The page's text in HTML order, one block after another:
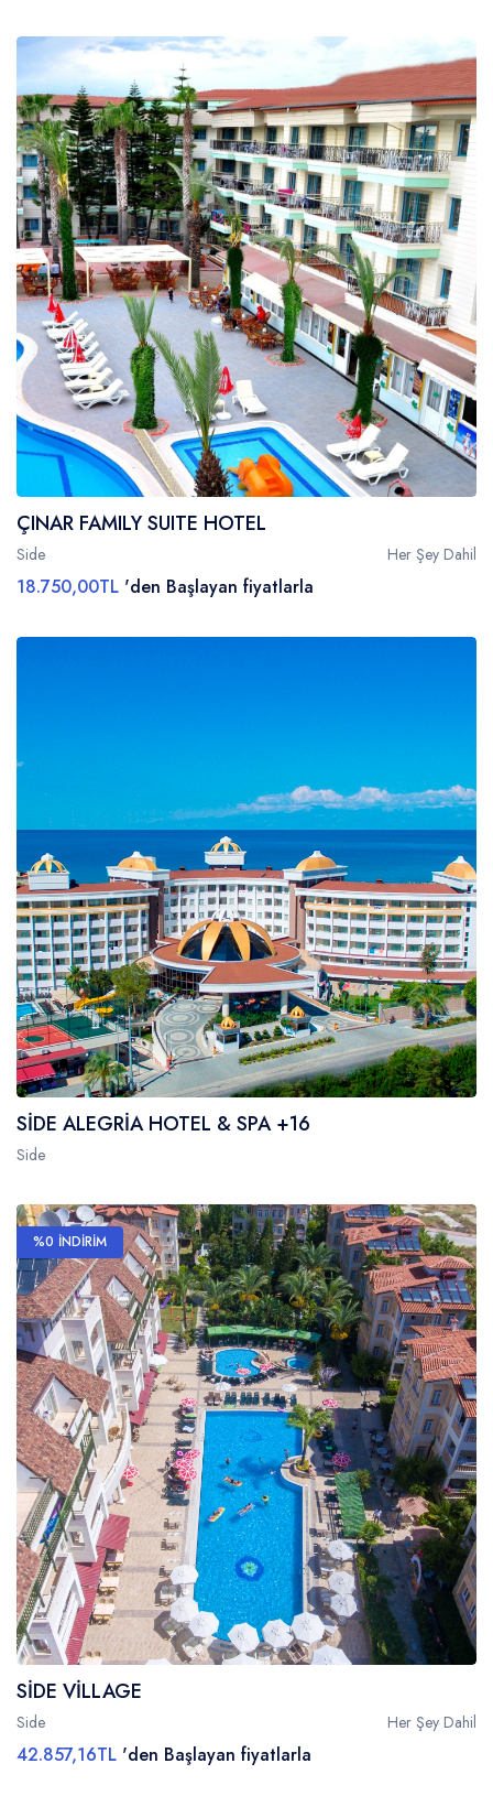
ÇINAR FAMILY SUITE HOTEL
Side Her Şey Dahil
18.750,00TL 'den Başlayan fiyatlarla
SİDE ALEGRİA HOTEL & SPA +16
Side
%0 İNDİRİM
SİDE VİLLAGE
Side Her Şey Dahil
42.857,16TL 'den Başlayan fiyatlarla